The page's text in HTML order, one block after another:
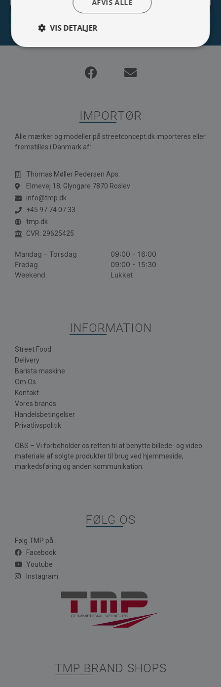
IMPORTØR
Alle mærker og modeller på streetconcept.dk importeres eller
fremstilles i Danmark af:
Thomas Møller Pedersen Aps.
Elmevej 18, Glyngøre 7870 Roslev
info@tmp.dk
+45 97 74 07 33
tmp.dk
CVR: 29625425
Mandag - Torsdag
09:00 - 16:00
Fredag
09:00 - 15:30
Weekend
Lukket
INFORMATION
Street Food
Delivery
Barista maskine
Om Os
Kontakt
Vores brands
Handelsbetingelser
Privatlivspolitik
OBS – Vi forbeholder os retten til at benytte billede- og video
materiale af solgte produkter til brug ved hjemmeside,
markedsføring og anden kommunikation.
FØLG OS
Følg TMP på...
Facebook
Youtube
Instagram
TMP BRAND SHOPS
AFVIS ALLE
VIS DETALJER